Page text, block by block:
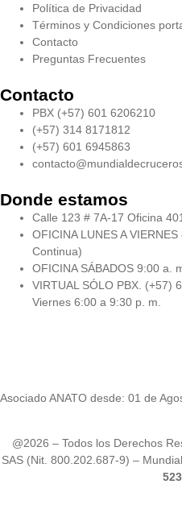
Política de Privacidad
Términos y Condiciones
Contacto
Preguntas Frecuentes
Contacto
PBX (+57) 601 6206210
(+57) 314 8171812
(+57) 601 6945863
Donde estamos
Calle 123 # 7A-17 Oficina
OFICINA LUNES A
Continua)
OFICINA SÁBADOS 9:00 a.
VIRTUAL SÓLO PBX. (+57)
Viernes 6:00 a 9:30 p. m.
Asociado ANATO desde: 01 de
@2026 – Todos los Derechos
SAS (Nit. 800.202.687-9) –